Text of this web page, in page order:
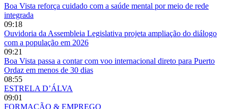
Boa Vista reforça cuidado com a saúde mental por meio de rede
integrada
09:18
Ouvidoria da Assembleia Legislativa projeta ampliação do diálogo
com a população em 2026
09:21
Boa Vista passa a contar com voo internacional direto para Puerto
Ordaz em menos de 30 dias
08:55
ESTRELA D’ÁLVA
09:01
FORMAÇÃO & EMPREGO